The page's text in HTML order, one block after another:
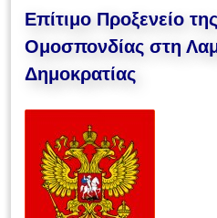
Επίτιμο Προξενείο
Ομοσπονδίας στη
Δημοκρατίας